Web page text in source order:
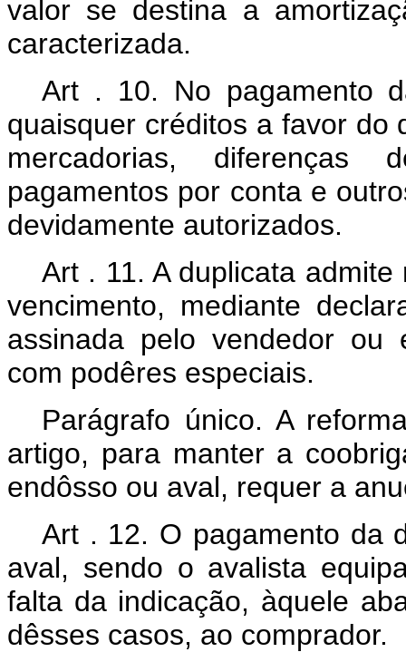
valor se destina a
caracterizada.
Art . 10. No pagamento
quaisquer créditos a favor do
mercadorias, diferenças
pagamentos por conta e
devidamente autorizados.
Art . 11. A duplicata
vencimento, mediante
assinada pelo vendedor ou
com podêres especiais.
Parágrafo único. A
artigo, para manter a
endôsso ou aval, requer a
Art . 12. O pagamento da
aval, sendo o avalista
falta da indicação, àquele
dêsses casos, ao comprador.